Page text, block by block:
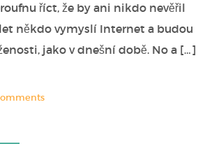
říct, že by ani nikdo nevěřil
někdo vymyslí Internet a budou
jako v dnešní době. No a […]